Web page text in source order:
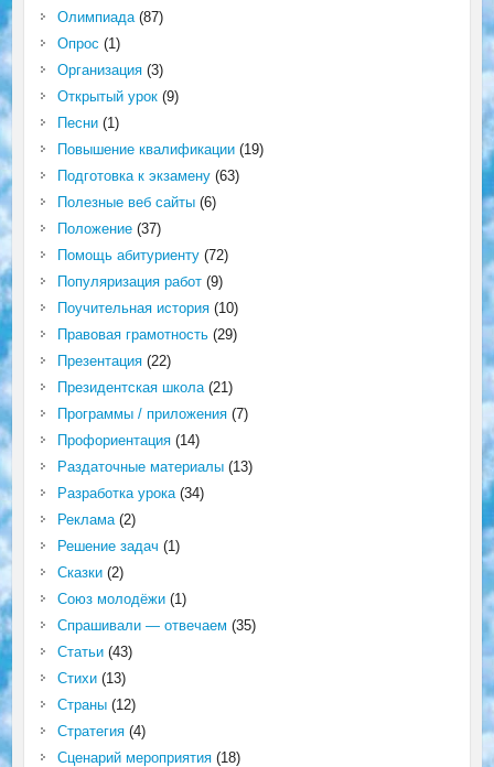
Олимпиада(87)
Опрос (1)
Организация(3)
Открытый урок(9)
Песни(1)
Повышение квалификации(19)
Подготовка к экзамену(63)
Полезные веб сайты(6)
Положение(37)
Помощь абитуриенту(72)
Популяризация работ(9)
Поучительная история(10)
Правовая грамотность(29)
Презентация(22)
Президентская школа(21)
Программы / приложения(7)
Профориентация(14)
Раздаточные материалы(13)
Разработка урока(34)
Реклама(2)
Решение задач (1)
Сказки(2)
Союз молодёжи(1)
Спрашивали — отвечаем (35)
Статьи(43)
Стихи(13)
Страны(12)
Стратегия(4)
Сценарий мероприятия(18)